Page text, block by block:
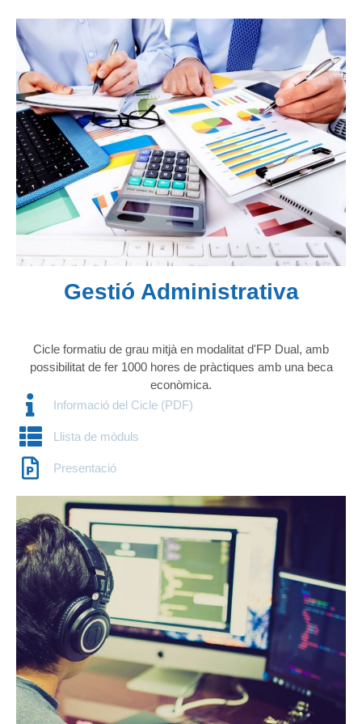
Gestió Administrativa
Cicle formatiu de grau mitjà en modalitat d'FP Dual, amb
possibilitat de fer 1000 hores de pràctiques amb una beca
econòmica.
Informació del Cicle (PDF)
Llista de mòduls
Presentació